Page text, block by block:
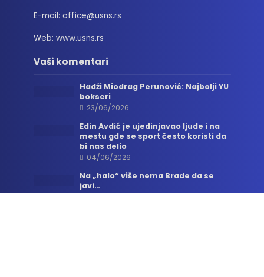
E-mail: office@usns.rs
Web: www.usns.rs
Vaši komentari
Hadži Miodrag Perunović: Najbolji YU
bokseri
23/06/2026
Edin Avdić je ujedinjavao ljude i na
mestu gde se sport često koristi da
bi nas delio
04/06/2026
Na „halo“ više nema Brade da se
javi…